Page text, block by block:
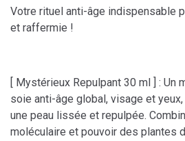
Votre rituel anti-âge indispensable
et raffermie !
[ Mystérieux Repulpant 30 ml ] : Un
soie anti-âge global, visage et
une peau lissée et repulpée.
moléculaire et pouvoir des plantes